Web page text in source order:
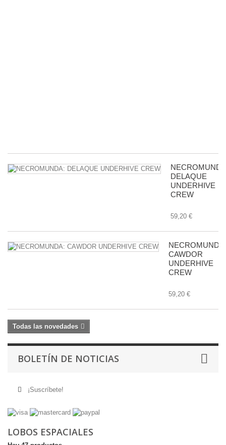
DELAQUE
UNDERHIVE
CREW
59,20 €
NECROMUNDA:
CAWDOR
UNDERHIVE
CREW
59,20 €
Todas las novedades
BOLETÍN DE NOTICIAS
¡Suscríbete!
LOBOS ESPACIALES